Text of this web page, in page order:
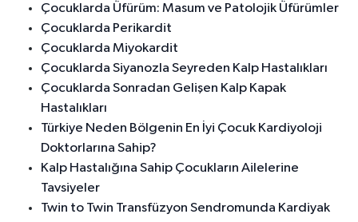
Çocuklarda Üfürüm: Masum ve Patolojik Üfürümler
Çocuklarda Perikardit
Çocuklarda Miyokardit
Çocuklarda Siyanozla Seyreden Kalp Hastalıkları
Çocuklarda Sonradan Gelişen Kalp Kapak
Hastalıkları
Türkiye Neden Bölgenin En İyi Çocuk Kardiyoloji
Doktorlarına Sahip?
Kalp Hastalığına Sahip Çocukların Ailelerine
Tavsiyeler
Twin to Twin Transfüzyon Sendromunda Kardiyak